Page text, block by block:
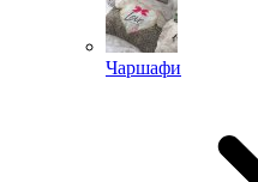
Чаршафи